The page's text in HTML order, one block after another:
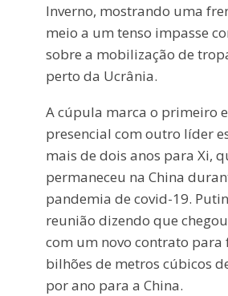
Inverno, mostrando uma
meio a um tenso impasse
sobre a mobilização de
perto da Ucrânia.
A cúpula marca o primeiro
presencial com outro líder
mais de dois anos para Xi,
permaneceu na China
pandemia de covid-19.
reunião dizendo que
com um novo contrato para
bilhões de metros cúbicos
por ano para a China.